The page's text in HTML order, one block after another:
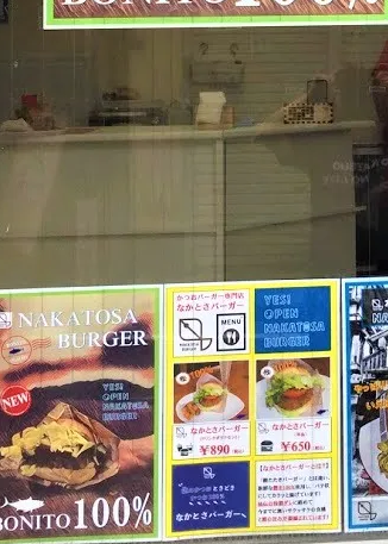
店舗紹介 アクセス・駐車場